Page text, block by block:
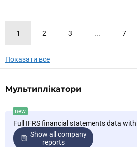
1 2 3 ... 7
Показати все
Мультиплікатори
new
Full IFRS financial statements data
Show all company
reports